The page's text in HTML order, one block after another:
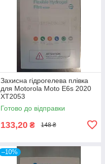
Захисна гідрогелева плівка
для Motorola Moto E6s 2020
XT2053
Готово до відправки
133,20 ₴ 148 ₴
–10%